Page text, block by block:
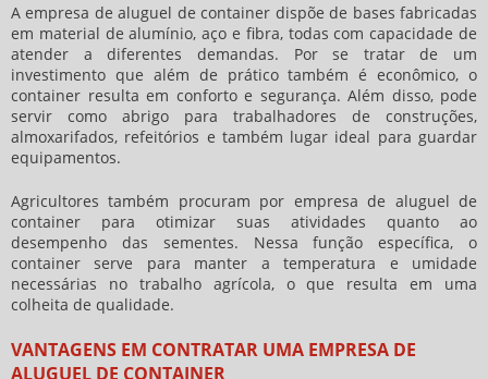
Aempresa de aluguel de container dispõe de bases fabricadas
em material de alumínio, aço e fibra, todas com capacidade de
atender a diferentes demandas. Por se tratar de um
investimento que além de prático também é econômico, o
container resulta em conforto e segurança. Além disso, pode
servir como abrigo para trabalhadores de construções,
almoxarifados, refeitórios e também lugar ideal para guardar
equipamentos.
Agricultores também procuram por empresa de aluguel de
container para otimizar suas atividades quanto ao
desempenho das sementes. Nessa função específica, o
container serve para manter a temperatura e umidade
necessárias no trabalho agrícola, o que resulta em uma
colheita de qualidade.
VANTAGENS EM CONTRATAR UMA EMPRESA DE
ALUGUEL DE CONTAINER